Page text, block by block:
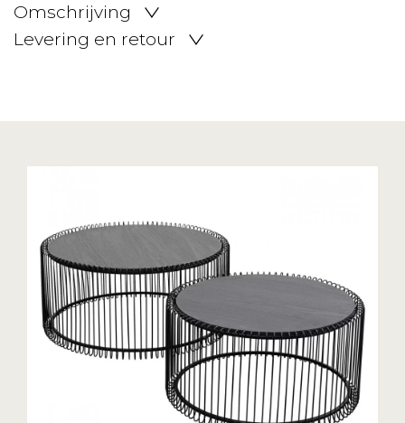
Omschrijving
Levering en retour